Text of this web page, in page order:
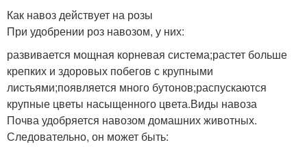
Как навоз действует на розы
При удобрении роз навозом, у них:
развивается мощная корневая система;растет больше
крепких и здоровых побегов с крупными
листьями;появляется много бутонов;распускаются
крупные цветы насыщенного цвета.Виды навоза
Почва удобряется навозом домашних животных.
Следовательно, он может быть: